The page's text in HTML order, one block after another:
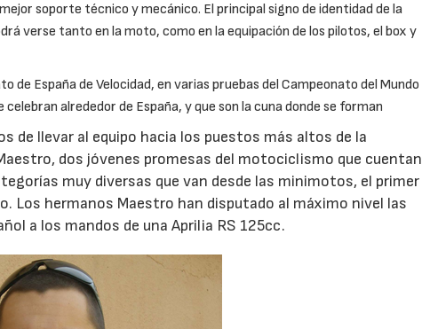
soporte técnico y mecánico. El principal signo de identidad de la
verse tanto en la moto, como en la equipación de los pilotos, el box y
España de Velocidad, en varias pruebas del Campeonato del Mundo
alrededor de España, y que son la cuna donde se forman
de llevar al equipo hacia los puestos más altos de la
dos jóvenes promesas del motociclismo que cuentan
muy diversas que van desde las minimotos, el primer
Los hermanos Maestro han disputado al máximo nivel las
a los mandos de una Aprilia RS 125cc.